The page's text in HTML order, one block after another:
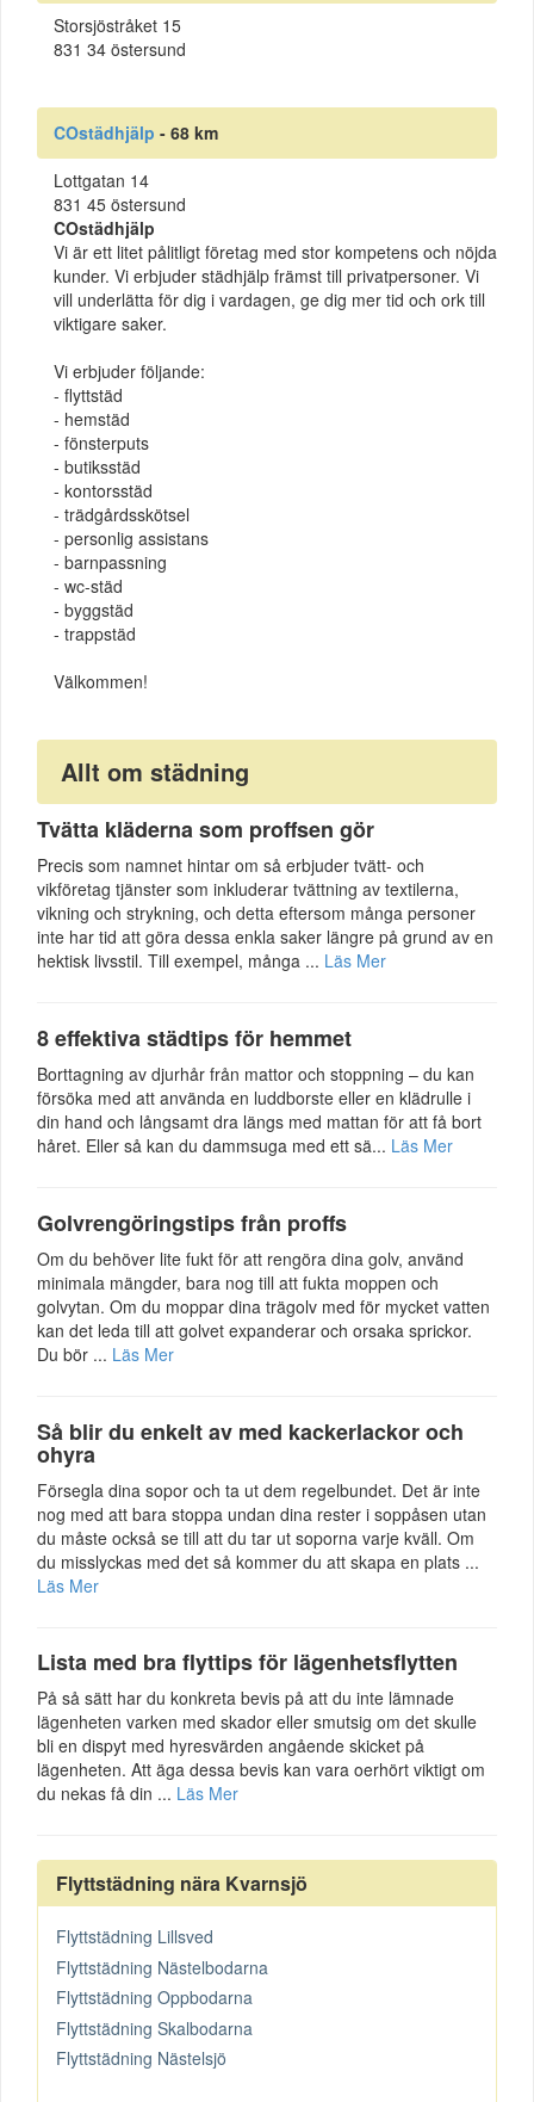
Storsjöstråket 15
831 34 östersund
COstädhjälp - 68 km
Lottgatan 14
831 45 östersund
COstädhjälp
Vi är ett litet pålitligt företag med stor kompetens och nöjda
kunder. Vi erbjuder städhjälp främst till privatpersoner. Vi
vill underlätta för dig i vardagen, ge dig mer tid och ork till
viktigare saker.
Vi erbjuder följande:
- flyttstäd
- hemstäd
- fönsterputs
- butiksstäd
- kontorsstäd
- trädgårdsskötsel
- personlig assistans
- barnpassning
- wc-städ
- byggstäd
- trappstäd
Välkommen!
Allt om städning
Tvätta kläderna som proffsen gör
Precis som namnet hintar om så erbjuder tvätt- och
vikföretag tjänster som inkluderar tvättning av textilerna,
vikning och strykning, och detta eftersom många personer
inte har tid att göra dessa enkla saker längre på grund av en
hektisk livsstil. Till exempel, många ... Läs Mer
8 effektiva städtips för hemmet
Borttagning av djurhår från mattor och stoppning – du kan
försöka med att använda en luddborste eller en klädrulle i
din hand och långsamt dra längs med mattan för att få bort
håret. Eller så kan du dammsuga med ett sä... Läs Mer
Golvrengöringstips från proffs
Om du behöver lite fukt för att rengöra dina golv, använd
minimala mängder, bara nog till att fukta moppen och
golvytan. Om du moppar dina trägolv med för mycket vatten
kan det leda till att golvet expanderar och orsaka sprickor.
Du bör ... Läs Mer
Så blir du enkelt av med kackerlackor och
ohyra
Försegla dina sopor och ta ut dem regelbundet. Det är inte
nog med att bara stoppa undan dina rester i soppåsen utan
du måste också se till att du tar ut soporna varje kväll. Om
du misslyckas med det så kommer du att skapa en plats ...
Läs Mer
Lista med bra flyttips för lägenhetsflytten
På så sätt har du konkreta bevis på att du inte lämnade
lägenheten varken med skador eller smutsig om det skulle
bli en dispyt med hyresvärden angående skicket på
lägenheten. Att äga dessa bevis kan vara oerhört viktigt om
du nekas få din ... Läs Mer
Flyttstädning nära Kvarnsjö
Flyttstädning Lillsved
Flyttstädning Nästelbodarna
Flyttstädning Oppbodarna
Flyttstädning Skalbodarna
Flyttstädning Nästelsjö